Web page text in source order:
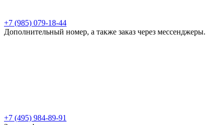
+7 (985) 079-18-44
Дополнительный номер, а также заказ через мессенджеры.
+7 (495) 984-89-91